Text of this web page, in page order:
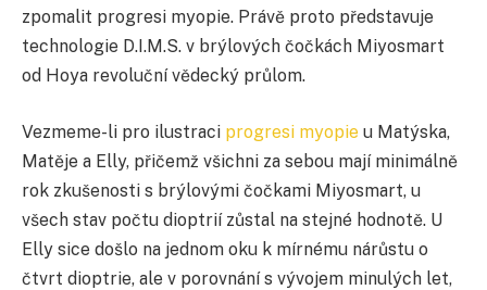
zpomalit progresi myopie. Právě proto představuje
technologie D.I.M.S. v brýlových čočkách Miyosmart
od Hoya revoluční vědecký průlom.
Vezmeme-li pro ilustraci progresi myopie u Matýska,
Matěje a Elly, přičemž všichni za sebou mají minimálně
rok zkušenosti s brýlovými čočkami Miyosmart, u
všech stav počtu dioptrií zůstal na stejné hodnotě. U
Elly sice došlo na jednom oku k mírnému nárůstu o
čtvrt dioptrie, ale v porovnání s vývojem minulých let,